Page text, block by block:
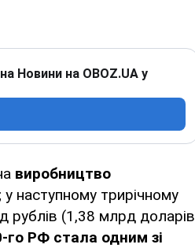
Новини на OBOZ.UA у
виробництво
наступному трирічному
рублів (1,38 млрд доларів
РФ стала одним зі